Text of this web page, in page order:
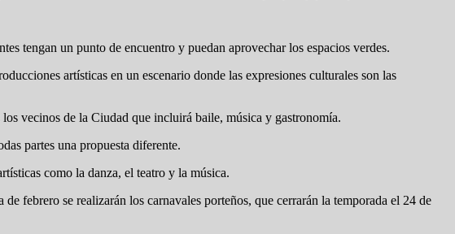
tengan un punto de encuentro y puedan aprovechar los espacios verdes.
artísticas en un escenario donde las expresiones culturales son las
vecinos de la Ciudad que incluirá baile, música y gastronomía.
partes una propuesta diferente.
como la danza, el teatro y la música.
febrero se realizarán los carnavales porteños, que cerrarán la temporada el 24 de